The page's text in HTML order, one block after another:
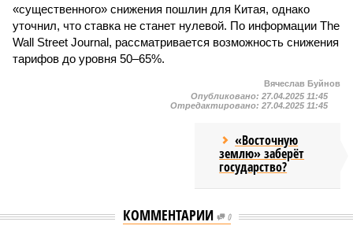
«существенного» снижения пошлин для Китая, однако
уточнил, что ставка не станет нулевой. По информации The
Wall Street Journal, рассматривается возможность снижения
тарифов до уровня 50–65%.
Вячеслав Буйнов
Опубликовано: 27.04.2025 11:45
Отредактировано: 27.04.2025 11:45
«Восточную
землю» заберёт
государство?
КОММЕНТАРИИ 0